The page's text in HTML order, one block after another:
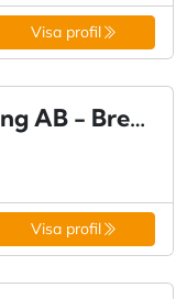
Visa profil
ATORP Automatsvarvning AB - Bredaryd
Visa profil